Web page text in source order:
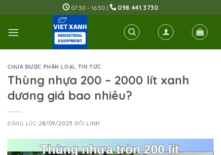
to
content
07:30 - 16:30 | 098.441.3730
CHƯA ĐƯỢC PHÂN LOẠI, TIN TỨC
Thùng nhựa 200 – 2000 lít xanh
dương giá bao nhiêu?
ĐĂNG LÚC 28/09/2025 BỞI LINH